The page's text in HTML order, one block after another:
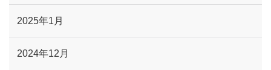
2025年1月
2024年12月